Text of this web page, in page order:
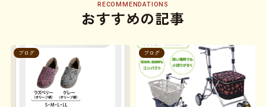
RECOMMENDATIONS
おすすめの記事
ブログ ブログ